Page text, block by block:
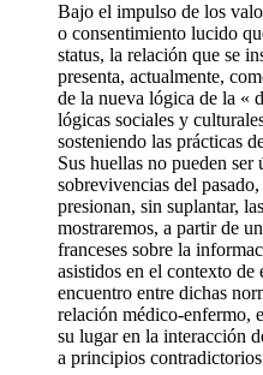
Bajo el impulso de los
o consentimiento lucido
status, la relación que se
presenta, actualmente,
de la nueva lógica de la «
lógicas sociales y
sosteniendo las prácticas
Sus huellas no pueden ser
sobrevivencias del
presionan, sin suplantar,
mostraremos, a partir de
franceses sobre la
asistidos en el contexto de
encuentro entre dichas
relación médico-enfermo,
su lugar en la interacción
a principios